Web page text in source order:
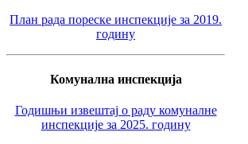
План рада пореске инспекције за 2019.
годину
Комунална инспекција
Годишњи извештај о раду комуналне
инспекције за 2025. годину